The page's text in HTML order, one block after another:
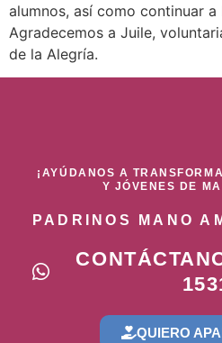
alumnos, así como continuar a
Agradecemos a Juile,
de la Alegría.
¡AYÚDANOS A
Y JÓVENES DE
PADRINOS MANO
QUIERO